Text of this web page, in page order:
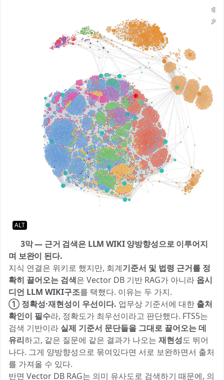
ALT
🗂️ 3막 — 근거 검색은 LLM WIKI 양방향성으로 이루어지
며 보완이 된다.
지식 연결은 위키로 했지만, 회계기준서 및 법령 근거를 정
확히 끌어오는 검색은 Vector DB 기반 RAG가 아니라 옵시
디언 LLM WIKI구조를 택했다. 이유는 두 가지.
① 정확성·재현성이 우선이다. 업무상 기준서에 대한 출처
확인이 필수라, 정확도가 최우선이라고 판단했다. FTS5는
검색 기반이라 실제 기준서 문단들을 그대로 끌어오는 데
유리하고, 같은 질문에 같은 결과가 나오는 재현성도 뛰어
나다. 그게 양방향성으로 묶여있다면 서로 보완하면서 출처
를 가져올 수 있다.
반면 Vector DB RAG는 의미 유사도로 검색하기 때문에, 의